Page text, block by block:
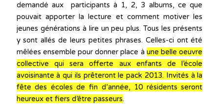
demandé aux participants à 1, 2, 3 albums, ce que
pouvait apporter la lecture et comment motiver les
jeunes générations à lire un peu plus. Tous les présents
y sont allés de leurs petites phrases. Celles-ci ont été
mêlées ensemble pour donner place à une belle oeuvre
collective qui sera offerte aux enfants de l’école
avoisinante à qui ils prêteront le pack 2013. Invités à la
fête des écoles de fin d’année, 10 résidents seront
heureux et fiers d’être passeurs.